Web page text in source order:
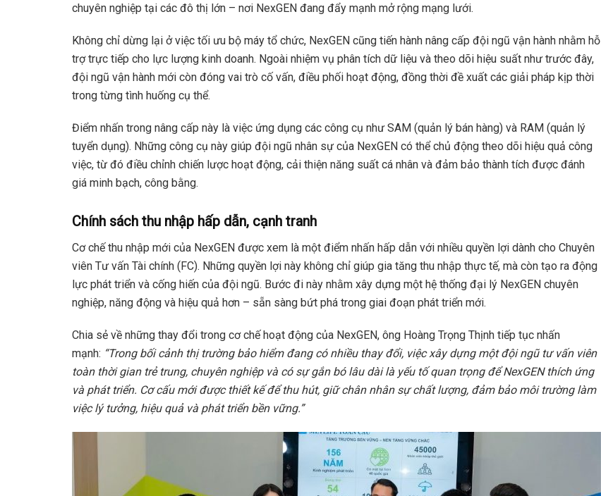
chuyên nghiệp tại các đô thị lớn – nơi NexGEN đang đẩy mạnh mở rộng mạng lưới.
Không chỉ dừng lại ở việc tối ưu bộ máy tổ chức, NexGEN cũng tiến hành nâng cấp đội ngũ vận hành nhằm hỗ
trợ trực tiếp cho lực lượng kinh doanh. Ngoài nhiệm vụ phân tích dữ liệu và theo dõi hiệu suất như trước đây,
đội ngũ vận hành mới còn đóng vai trò cố vấn, điều phối hoạt động, đồng thời đề xuất các giải pháp kịp thời
trong từng tình huống cụ thể.
Điểm nhấn trong nâng cấp này là việc ứng dụng các công cụ như SAM (quản lý bán hàng) và RAM (quản lý
tuyển dụng). Những công cụ này giúp đội ngũ nhân sự của NexGEN có thể chủ động theo dõi hiệu quả công
việc, từ đó điều chỉnh chiến lược hoạt động, cải thiện năng suất cá nhân và đảm bảo thành tích được đánh
giá minh bạch, công bằng.
Chính sách thu nhập hấp dẫn, cạnh tranh
Cơ chế thu nhập mới của NexGEN được xem là một điểm nhấn hấp dẫn với nhiều quyền lợi dành cho Chuyên
viên Tư vấn Tài chính (FC). Những quyền lợi này không chỉ giúp gia tăng thu nhập thực tế, mà còn tạo ra động
lực phát triển và cống hiến của đội ngũ. Bước đi này nhằm xây dựng một hệ thống đại lý NexGEN chuyên
nghiệp, năng động và hiệu quả hơn – sẵn sàng bứt phá trong giai đoạn phát triển mới.
Chia sẻ về những thay đổi trong cơ chế hoạt động của NexGEN, ông Hoàng Trọng Thịnh tiếp tục nhấn
mạnh: “Trong bối cảnh thị trường bảo hiểm đang có nhiều thay đổi, việc xây dựng một đội ngũ tư vấn viên
toàn thời gian trẻ trung, chuyên nghiệp và có sự gắn bó lâu dài là yếu tố quan trọng để NexGEN thích ứng
và phát triển. Cơ cấu mới được thiết kế để thu hút, giữ chân nhân sự chất lượng, đảm bảo môi trường làm
việc lý tưởng, hiệu quả và phát triển bền vững.”